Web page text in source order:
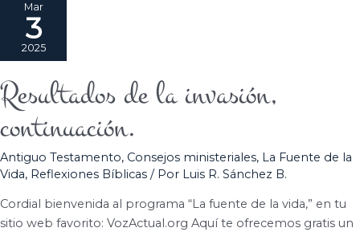
Mar
3
2025
Resultados de la invasión,
continuación.
Antiguo Testamento, Consejos ministeriales, La Fuente de la
Vida, Reflexiones Bíblicas / Por Luis R. Sánchez B.
Cordial bienvenida al programa “La fuente de la vida,” en tu
sitio web favorito: VozActual.org Aquí te ofrecemos gratis un
Resultados
de
la
continuación.